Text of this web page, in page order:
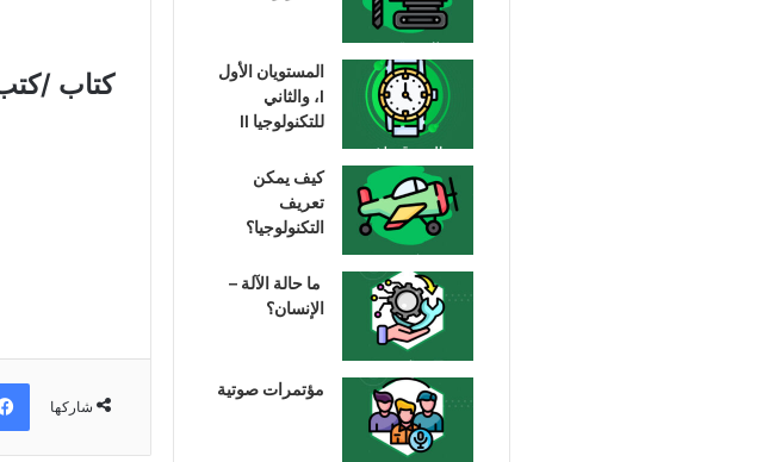
كتاب /
شاركها
المستويان الأول
I، والثاني
للتكنولوجيا II
كيف يمكن
تعريف
التكنولوجيا؟
ما حالة الآلة –
الإنسان؟
مؤتمرات صوتية